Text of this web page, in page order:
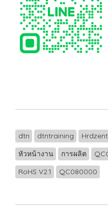
dtn dtntraining
หัวหน้างาน
การผลิต
RoHS V2.1
QC080000